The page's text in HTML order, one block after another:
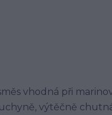
vhodná při
výtěčně